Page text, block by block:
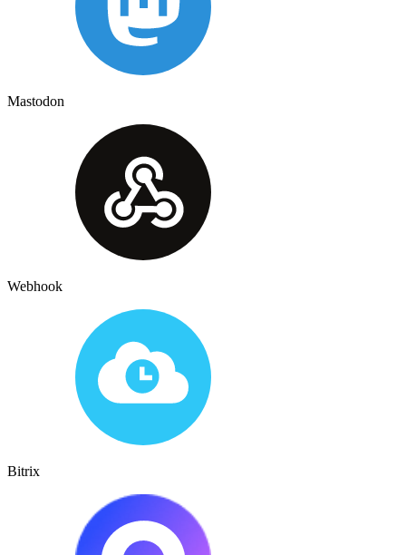
Mastodon
Webhook
Bitrix